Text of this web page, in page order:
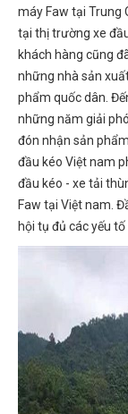
máy Faw tại Trung
tại thị trường xe
khách hàng cũng
những nhà sản
phẩm quốc dân.
những năm giải
đón nhận sản
đầu kéo Việt nam
đầu kéo - xe tải
Faw tại Việt nam.
hội tụ đủ các yếu